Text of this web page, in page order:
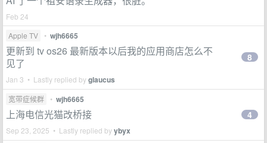
Feb 24
Apple TV
• wjh6665
更新到 tv os26 最新版本以后我的应用商店怎么不
见了
Jan 3 • Lastly replied byglaucus
8
宽带症候群 • wjh6665
上海电信光猫改桥接
Sep 23, 2025 • Lastly replied byybyx
4